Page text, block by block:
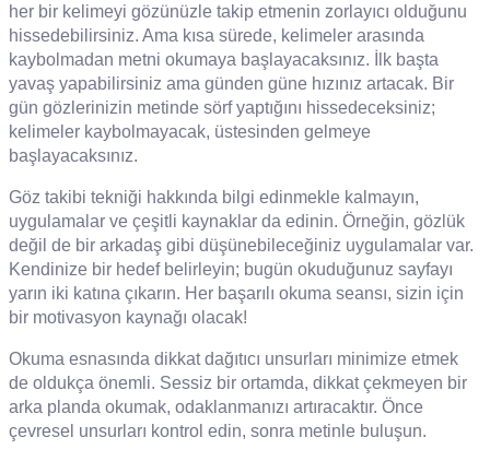
her bir kelimeyi gözünüzle takip etmenin zorlayıcı olduğunu
hissedebilirsiniz. Ama kısa sürede, kelimeler arasında
kaybolmadan metni okumaya başlayacaksınız. İlk başta
yavaş yapabilirsiniz ama günden güne hızınız artacak. Bir
gün gözlerinizin metinde sörf yaptığını hissedeceksiniz;
kelimeler kaybolmayacak, üstesinden gelmeye
başlayacaksınız.
Göz takibi tekniği hakkında bilgi edinmekle kalmayın,
uygulamalar ve çeşitli kaynaklar da edinin. Örneğin, gözlük
değil de bir arkadaş gibi düşünebileceğiniz uygulamalar var.
Kendinize bir hedef belirleyin; bugün okuduğunuz sayfayı
yarın iki katına çıkarın. Her başarılı okuma seansı, sizin için
bir motivasyon kaynağı olacak!
Okuma esnasında dikkat dağıtıcı unsurları minimize etmek
de oldukça önemli. Sessiz bir ortamda, dikkat çekmeyen bir
arka planda okumak, odaklanmanızı artıracaktır. Önce
çevresel unsurları kontrol edin, sonra metinle buluşun.